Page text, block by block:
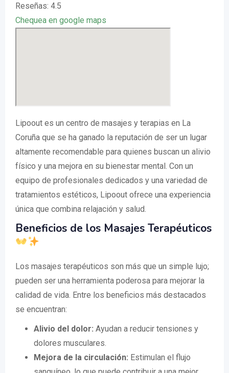
Reseñas: 4.5
Chequea en google maps
Lipoout es un centro de masajes y terapias en La
Coruña que se ha ganado la reputación de ser un lugar
altamente recomendable para quienes buscan un alivio
físico y una mejora en su bienestar mental. Con un
equipo de profesionales dedicados y una variedad de
tratamientos estéticos, Lipoout ofrece una experiencia
única que combina relajación y salud.
Beneficios de los Masajes Terapéuticos
Los masajes terapéuticos son más que un simple lujo;
pueden ser una herramienta poderosa para mejorar la
calidad de vida. Entre los beneficios más destacados
se encuentran:
Alivio del dolor: Ayudan a reducir tensiones y
dolores musculares.
Mejora de la circulación: Estimulan el flujo